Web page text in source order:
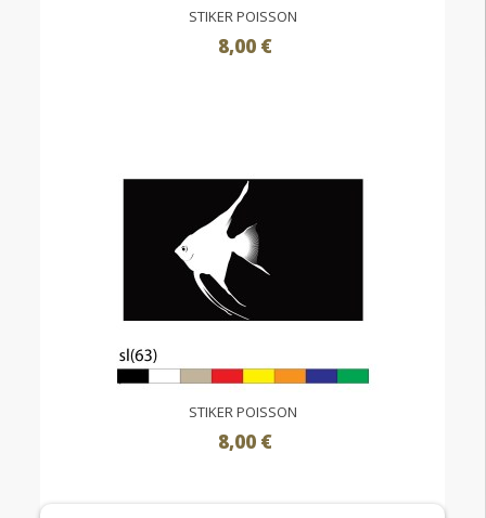
STIKER POISSON
8,00 €
STIKER POISSON
8,00 €